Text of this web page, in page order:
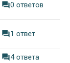
0 ответов
1 ответ
4 ответа